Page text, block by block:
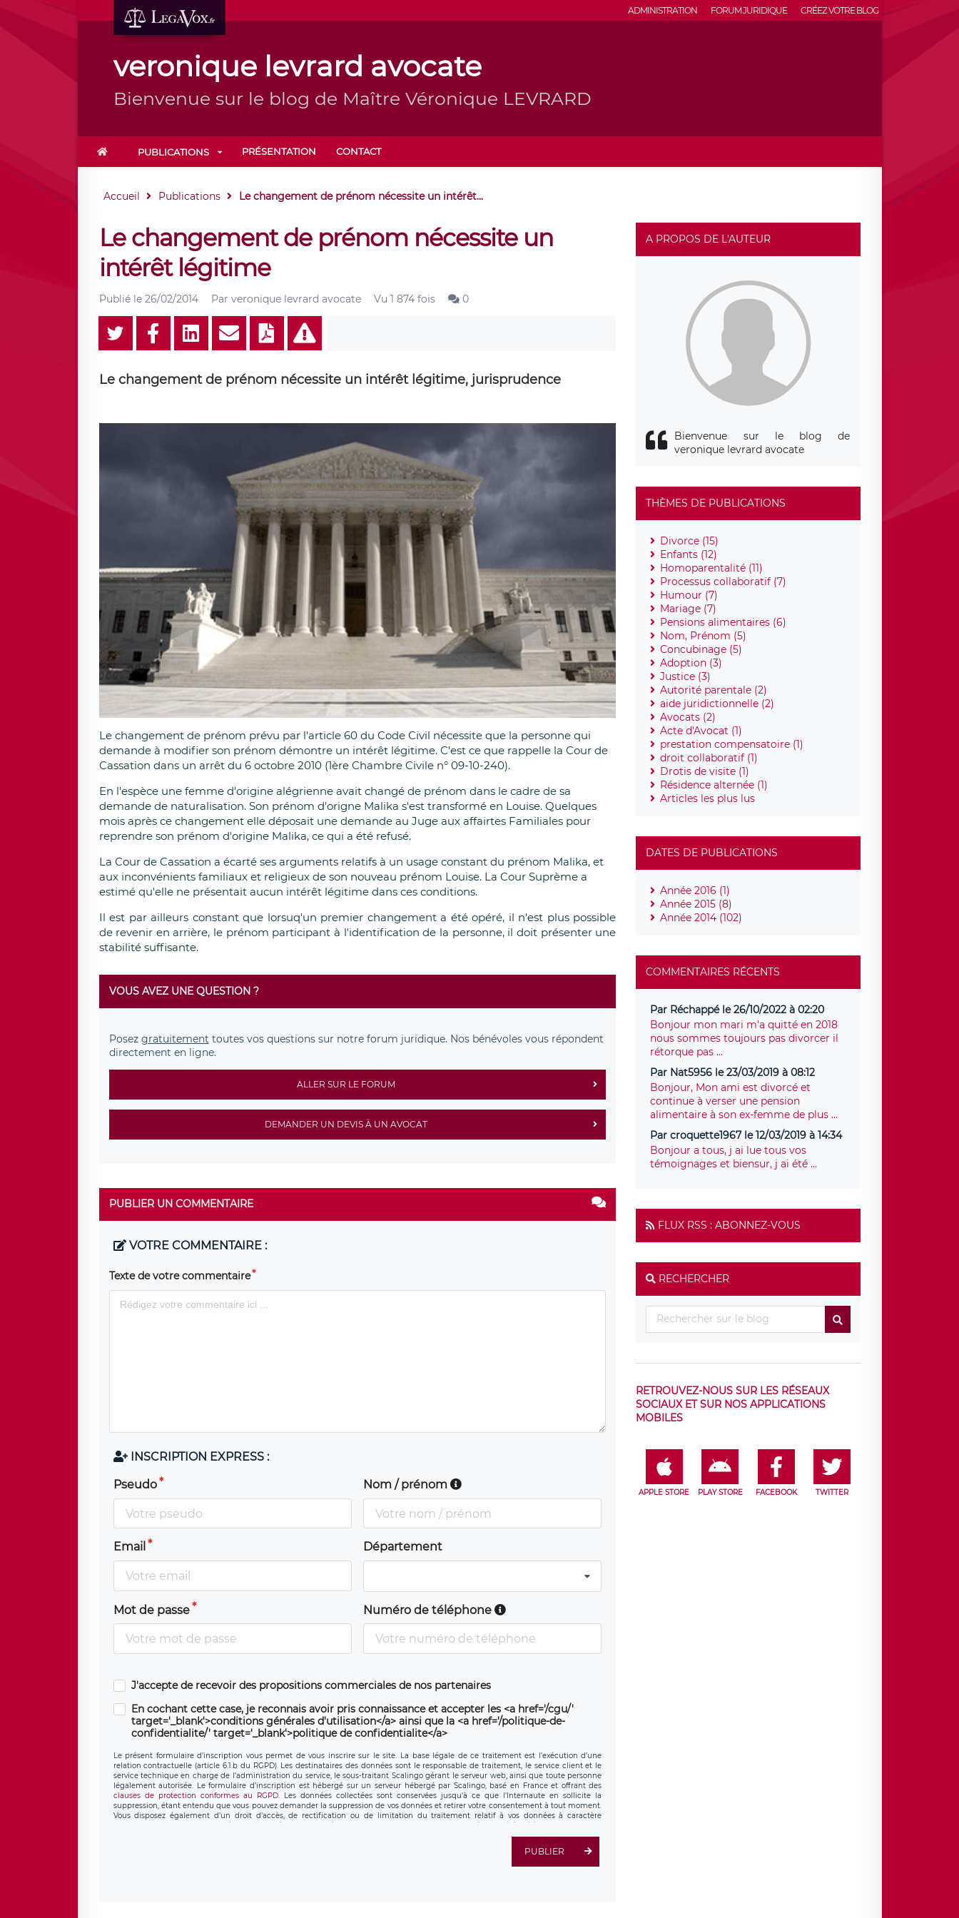
ADMINISTRATION FORUM JURIDIQUE CRÉEZ VOTRE BLOG
veronique levrard avocate
Bienvenue sur le blog de Maître Véronique LEVRARD
PUBLICATIONS PRÉSENTATION CONTACT
Accueil Publications Le changement de prénom nécessite un intérêt...
Le changement de prénom nécessite un
intérêt légitime
Publié le 26/02/2014 Par veronique levrard avocate Vu 1 874 fois 0
Le changement de prénom nécessite un intérêt légitime, jurisprudence
Le changement de prénom prévu par l'article 60 du Code Civil nécessite que la personne qui
demande à modifier son prénom démontre un intérêt légitime. C'est ce que rappelle la Cour de
Cassation dans un arrêt du 6 octobre 2010 (1ère Chambre Civile n° 09-10-240).
En l'espèce une femme d'origine alégrienne avait changé de prénom dans le cadre de sa
demande de naturalisation. Son prénom d'origne Malika s'est transformé en Louise. Quelques
mois après ce changement elle déposait une demande au Juge aux affairtes Familiales pour
reprendre son prénom d'origine Malika, ce qui a été refusé.
La Cour de Cassation a écarté ses arguments relatifs à un usage constant du prénom Malika, et
aux inconvénients familiaux et religieux de son nouveau prénom Louise. La Cour Suprème a
estimé qu'elle ne présentait aucun intérêt légitime dans ces conditions.
Il est par ailleurs constant que lorsuq'un premier changement a été opéré, il n'est plus possible
de revenir en arrière, le prénom participant à l'identification de la personne, il doit présenter une
stabilité suffisante.
VOUS AVEZ UNE QUESTION ?
Posez gratuitement toutes vos questions sur notre forum juridique. Nos bénévoles vous répondent
directement en ligne.
ALLER SUR LE FORUM
DEMANDER UN DEVIS À UN AVOCAT
PUBLIER UN COMMENTAIRE
VOTRE COMMENTAIRE :
Texte de votre commentaire
INSCRIPTION EXPRESS :
Pseudo Nom / prénom
Email Département
Mot de passe Numéro de téléphone
J'accepte de recevoir des propositions commerciales de nos partenaires
En cochant cette case, je reconnais avoir pris connaissance et accepter les <a href='/cgu/'
target='_blank'>conditions générales d'utilisation</a> ainsi que la <a href='/politique-de-
confidentialite/' target='_blank'>politique de confidentialite</a>
Le présent formulaire d’inscription vous permet de vous inscrire sur le site. La base légale de ce traitement est l’exécution d’une
relation contractuelle (article 6.1.b du RGPD). Les destinataires des données sont le responsable de traitement, le service client et le
service technique en charge de l’administration du service, le sous-traitant Scalingo gérant le serveur web, ainsi que toute personne
légalement autorisée. Le formulaire d’inscription est hébergé sur un serveur hébergé par Scalingo, basé en France et offrant des
clauses de protection conformes au RGPD. Les données collectées sont conservées jusqu’à ce que l’Internaute en sollicite la
suppression, étant entendu que vous pouvez demander la suppression de vos données et retirer votre consentement à tout moment.
Vous disposez également d’un droit d’accès, de rectification ou de limitation du traitement relatif à vos données à caractère
personnel, ainsi que d’un droit à la portabilité de vos données. Vous pouvez exercer ces droits auprès du délégué à la protection des
données de LÉGAVOX qui exerce au siège social de LÉGAVOX et est joignable à l’adresse mail suivante :
donneespersonnelles@legavox.fr. Le responsable de traitement est la société LÉGAVOX, sis 9 rue Léopold Sédar Senghor, joignable à
l’adresse mail : responsabledetraitement@legavox.fr. Vous avez également le droit d’introduire une réclamation auprès d’une autorité
PUBLIER
A PROPOS DE L'AUTEUR
Bienvenue sur le blog de
veronique levrard avocate
THÈMES DE PUBLICATIONS
Divorce (15)
Enfants (12)
Homoparentalité (11)
Processus collaboratif (7)
Humour (7)
Mariage (7)
Pensions alimentaires (6)
Nom, Prénom (5)
Concubinage (5)
Adoption (3)
Justice (3)
Autorité parentale (2)
aide juridictionnelle (2)
Avocats (2)
Acte d'Avocat (1)
prestation compensatoire (1)
droit collaboratif (1)
Drotis de visite (1)
Résidence alternée (1)
Articles les plus lus
DATES DE PUBLICATIONS
Année 2016 (1)
Année 2015 (8)
Année 2014 (102)
COMMENTAIRES RÉCENTS
Par Réchappé le 26/10/2022 à 02:20
Bonjour mon mari m'a quitté en 2018
nous sommes toujours pas divorcer il
rétorque pas ...
Par Nat5956 le 23/03/2019 à 08:12
Bonjour, Mon ami est divorcé et
continue à verser une pension
alimentaire à son ex-femme de plus ...
Par croquette1967 le 12/03/2019 à 14:34
Bonjour a tous, j ai lue tous vos
témoignages et biensur, j ai été ...
FLUX RSS : ABONNEZ-VOUS
RECHERCHER
RETROUVEZ-NOUS SUR LES RÉSEAUX
SOCIAUX ET SUR NOS APPLICATIONS
MOBILES
APPLE STORE PLAY STORE FACEBOOK TWITTER